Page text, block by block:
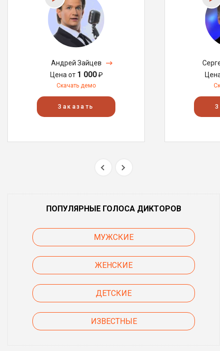
Андрей Зайцев
Цена от 1 000₽
Скачать демо
Заказать
ПОПУЛЯРНЫЕ ГОЛОСА ДИКТОРОВ
МУЖСКИЕ
ЖЕНСКИЕ
ДЕТСКИЕ
ИЗВЕСТНЫЕ